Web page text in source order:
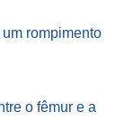
rompimento
o fêmur e a